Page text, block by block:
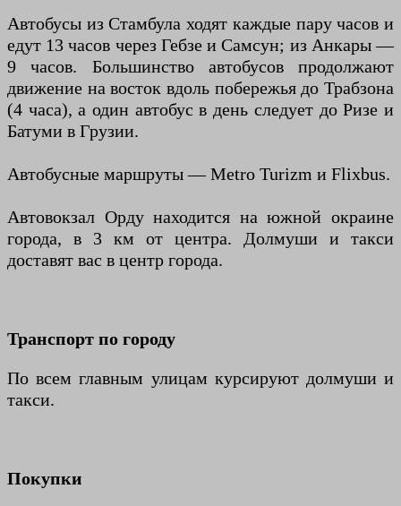
Автобусы из Стамбула ходят каждые пару часов и
едут 13 часов через Гебзе и Самсун; из Анкары —
9 часов. Большинство автобусов продолжают
движение на восток вдоль побережья до Трабзона
(4 часа), а один автобус в день следует до Ризе и
Батуми в Грузии.
Автобусные маршруты — Metro Turizm и Flixbus.
Автовокзал Орду находится на южной окраине
города, в 3 км от центра. Долмуши и такси
доставят вас в центр города.
Транспорт по городу
По всем главным улицам курсируют долмуши и
такси.
Покупки